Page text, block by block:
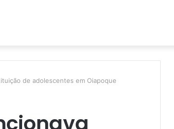
de adolescentes em Oiapoque